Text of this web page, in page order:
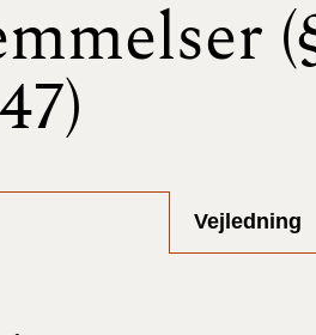
Vejledning